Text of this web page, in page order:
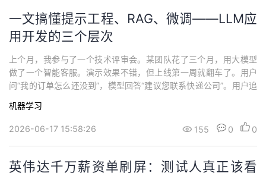
一文搞懂提示工程、RAG、微调——LLM应
用开发的三个层次
上个月，我参与了一个技术评审会。某团队花了三个月，用大模型
做了一个智能客服。演示效果不错，但上线第一周就翻车了。用户
问“我的订单怎么还没到”，模型回答“建议您联系快递公司”。用户追
你们有没有做RAG？团队负责人愣了一下，说：我们做了提示工
程，还微调了模型。我听完就明白问题在哪了。最近半年，我见过
机器学习
2026-06-17 15:58:26 155 0 0
英伟达千万薪资单刷屏：测试人真正该看